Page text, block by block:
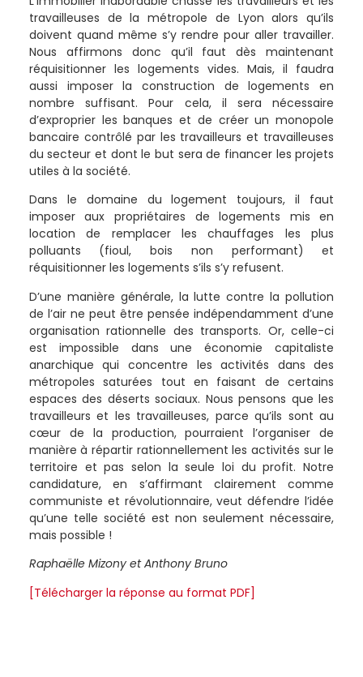
travailleuses de la métropole de Lyon alors qu’ils
doivent quand même s’y rendre pour aller travailler.
Nous affirmons donc qu’il faut dès maintenant
réquisitionner les logements vides. Mais, il faudra
aussi imposer la construction de logements en
nombre suffisant. Pour cela, il sera nécessaire
d’exproprier les banques et de créer un monopole
bancaire contrôlé par les travailleurs et travailleuses
du secteur et dont le but sera de financer les projets
utiles à la société.
Dans le domaine du logement toujours, il faut
imposer aux propriétaires de logements mis en
location de remplacer les chauffages les plus
polluants (fioul, bois non performant) et
réquisitionner les logements s’ils s’y refusent.
D’une manière générale, la lutte contre la pollution
de l’air ne peut être pensée indépendamment d’une
organisation rationnelle des transports. Or, celle-ci
est impossible dans une économie capitaliste
anarchique qui concentre les activités dans des
métropoles saturées tout en faisant de certains
espaces des déserts sociaux. Nous pensons que les
travailleurs et les travailleuses, parce qu’ils sont au
cœur de la production, pourraient l’organiser de
manière à répartir rationnellement les activités sur le
territoire et pas selon la seule loi du profit. Notre
candidature, en s’affirmant clairement comme
communiste et révolutionnaire, veut défendre l’idée
qu’une telle société est non seulement nécessaire,
mais possible !
Raphaëlle Mizony et Anthony Bruno
[Télécharger la réponse au format PDF]